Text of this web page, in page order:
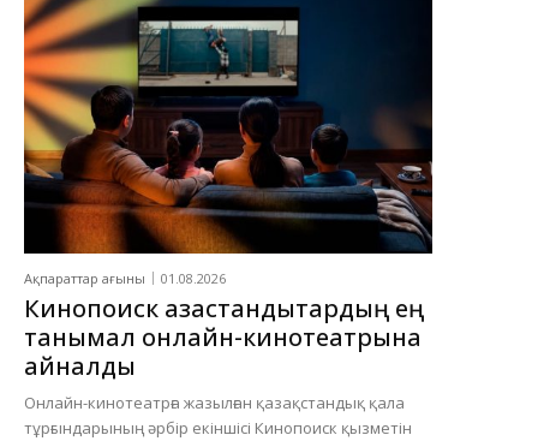
Ақпараттар ағыны 01.08.2026
Кинопоиск қазақстандықтардың ең
танымал онлайн-кинотеатрына
айналды
Онлайн-кинотеатрға жазылған қазақстандық қала
тұрғындарының әрбір екіншісі Кинопоиск қызметін